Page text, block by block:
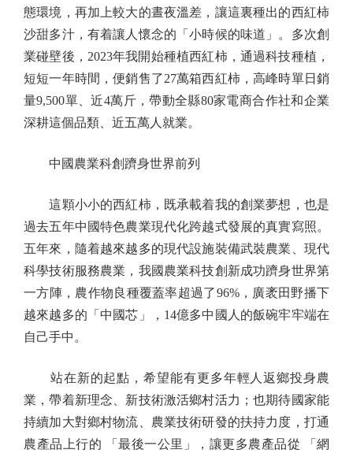
態環境，再加上較大的晝夜溫差，讓這裏種出的西紅柿
沙甜多汁，有着讓人懷念的「小時候的味道」。多次創
業碰壁後，2023年我開始種植西紅柿，通過科技種植，
短短一年時間，便銷售了27萬箱西紅柿，高峰時單日銷
量9,500單、近4萬斤，帶動全縣80家電商合作社和企業
深耕這個品類、近五萬人就業。
中國農業科創躋身世界前列
這顆小小的西紅柿，既承載着我的創業夢想，也是
過去五年中國特色農業現代化跨越式發展的真實寫照。
五年來，隨着越來越多的現代設施裝備武裝農業、現代
科學技術服務農業，我國農業科技創新成功躋身世界第
一方陣，農作物良種覆蓋率超過了96%，廣袤田野播下
越來越多的「中國芯」，14億多中國人的飯碗牢牢端在
自己手中。
站在新的起點，希望能有更多年輕人返鄉投身農
業，帶着新理念、新技術激活鄉村活力；也期待國家能
持續加大對鄉村物流、農業技術研發的扶持力度，打通
農產品上行的 「最後一公里」，讓更多農產品從 「網